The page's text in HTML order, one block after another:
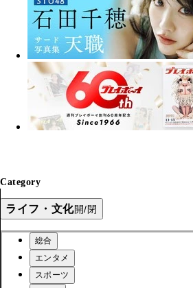
Category
ライフ・文化開/閉
総合
エンタメ
スポーツ